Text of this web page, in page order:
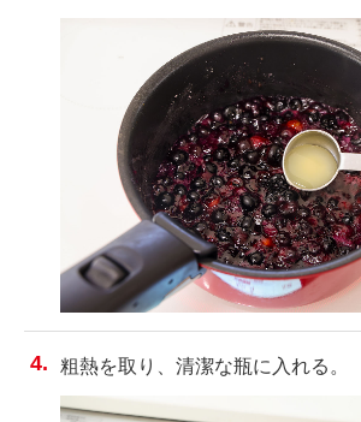
粗熱を取り、清潔な瓶に入れる。